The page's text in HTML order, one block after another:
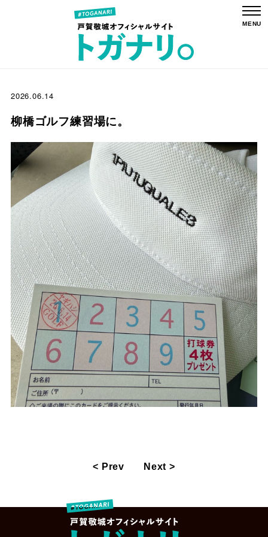
2026.06.14
柳橋ゴルフ練習場に。
< Prev Next >